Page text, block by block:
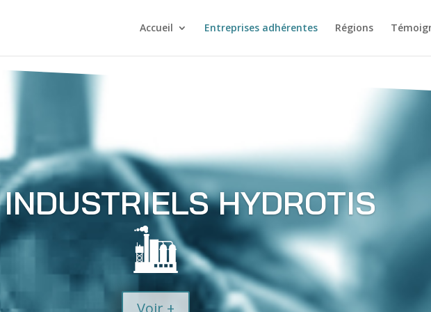
Accueil Entreprises adhérentes Régions
HYDROTIS